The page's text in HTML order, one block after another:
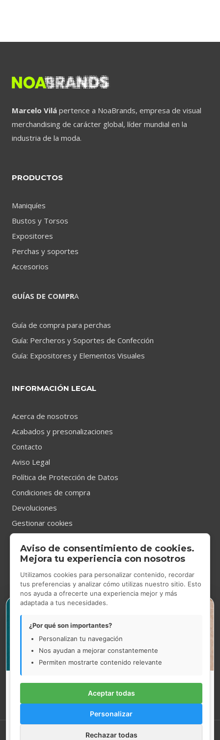
Vacaciones de verano
Nuestra tienda de Gran Via de les Corts Catalanes, 531
permanecerá cerrada del 10 al 21 de agosto.
Los pedidos web realizados entre el 10 y el 14 de agosto se
gestionarán a partir del 17 de agosto.
Marcelo Vilá pertence a NoaBrands, empresa de visual
merchandising de carácter global, líder mundial en la
industria de la moda.
PRODUCTOS
Maniquíes
Bustos y Torsos
Expositores
Perchas y soportes
Accesorios
GUÍAS DE COMPRA
Guía de compra para perchas
Guía: Percheros y Soportes de Confección
Guía: Expositores y Elementos Visuales
INFORMACIÓN LEGAL
Acerca de nosotros
Acabados y presonalizaciones
Contacto
Aviso Legal
Política de Protección de Datos
Condiciones de compra
Devoluciones
Gestionar cookies
CONTACTO
Tienda Showroomen Gran Via de les Corts Catalanes 531,
Barcelona.
De lunes a jueves de 9.00h a 14.00h y de 14.30h a 17.30h.
Viernes de 9.00h a 15.00h.
93 454 52 33
marcelovila@marcelovila.com
Aviso de consentimiento de cookies.
Mejora tu experiencia con nosotros
Utilizamos cookies para personalizar contenido, recordar
tus preferencias y analizar cómo utilizas nuestro sitio. Esto
nos ayuda a ofrecerte una experiencia mejor y más
adaptada a tus necesidades.
¿Por qué son importantes?
Personalizan tu navegación
Nos ayudan a mejorar constantemente
Permiten mostrarte contenido relevante
Aceptar todas
Personalizar
Rechazar todas